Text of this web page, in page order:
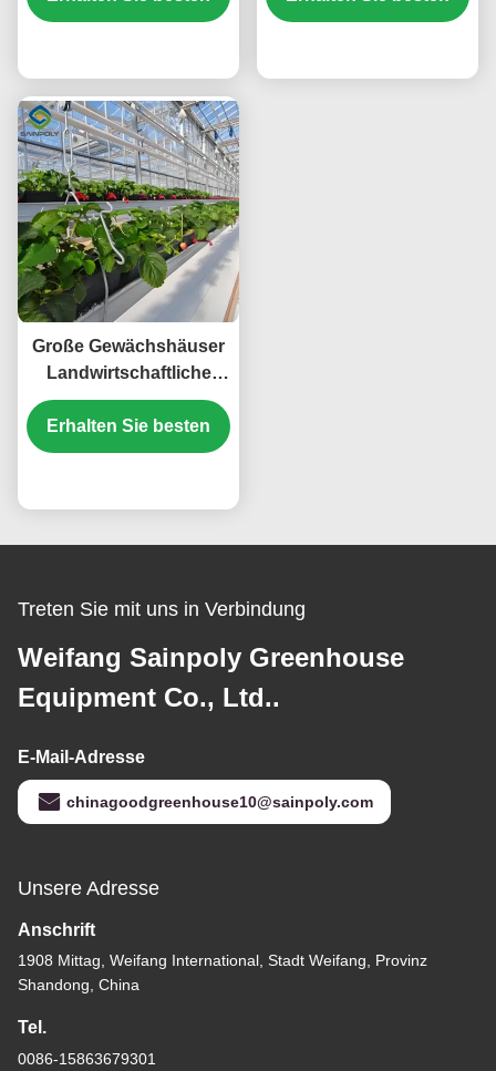
Ertrag
Heiz-Kühlsystem
Große Gewächshäuser
Landwirtschaftliche
Gewächshäuser Stabile
Struktur Einfach zu
montieren
Erhalten Sie besten
Treten Sie mit uns in Verbindung
Weifang Sainpoly Greenhouse
Equipment Co., Ltd..
E-Mail-Adresse
chinagoodgreenhouse10@sainpoly.com
Unsere Adresse
Anschrift
1908 Mittag, Weifang International, Stadt Weifang, Provinz
Shandong, China
Tel.
0086-15863679301